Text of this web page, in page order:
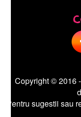
Copyright © 2016 -
sugestii sau